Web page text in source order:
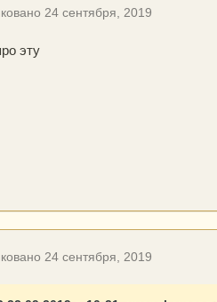
24 сентября, 2019
эту
24 сентября, 2019